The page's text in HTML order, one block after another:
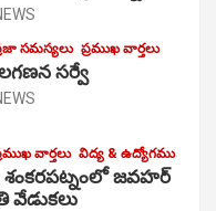
సమస్యలు ప్రముఖ వార్తలు
సర్వే
వార్తలు విద్య & ఉద్యోగము
శంకరపట్నంలో జవహర్